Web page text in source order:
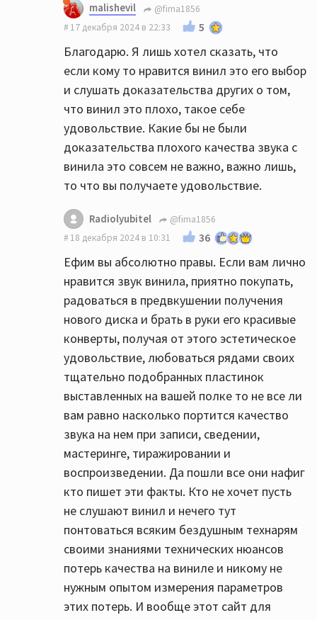
malishevil
@fima1856
17 декабря 2024 в 22:33
5
Благодарю. Я лишь хотел сказать, что
если кому то нравится винил это его выбор
и слушать доказательства других о том,
что винил это плохо, такое себе
удовольствие. Какие бы не были
доказательства плохого качества звука с
винила это совсем не важно, важно лишь,
то что вы получаете удовольствие.
Radiolyubitel
@fima1856
18 декабря 2024 в 10:31
36
Ефим вы абсолютно правы. Если вам лично
нравится звук винила, приятно покупать,
радоваться в предвкушении получения
нового диска и брать в руки его красивые
конверты, получая от этого эстетическое
удовольствие, любоваться рядами своих
тщательно подобранных пластинок
выставленных на вашей полке то не все ли
вам равно насколько портится качество
звука на нем при записи, сведении,
мастеринге, тиражировании и
воспроизведении. Да пошли все они нафиг
кто пишет эти факты. Кто не хочет пусть
не слушают винил и нечего тут
понтоваться всяким бездушным технарям
своими знаниями технических нюансов
потерь качества на виниле и никому не
нужным опытом измерения параметров
этих потерь. И вообще этот сайт для